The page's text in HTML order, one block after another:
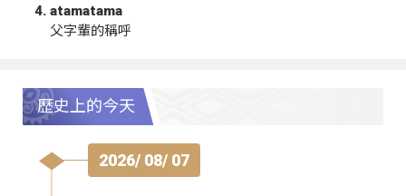
atamatama
父字輩的稱呼
歷史上的今天
2026/ 08/ 07